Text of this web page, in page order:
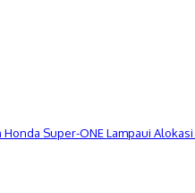
Honda Super-ONE Lampaui